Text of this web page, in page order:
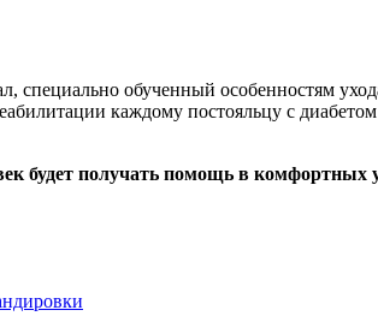
обученный особенностям
каждому постояльцу с
будет получать помощь в